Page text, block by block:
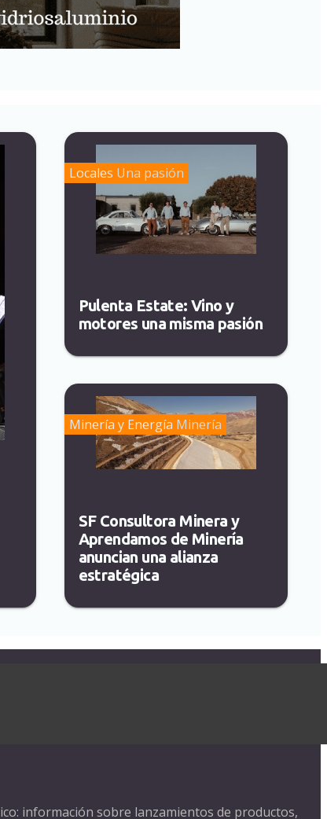
Locales Una pasión
Pulenta Estate: Vino y
motores una misma pasión
Minería y Energía Minería
SF Consultora Minera y
Aprendamos de Minería
anuncian una alianza
estratégica
información sobre lanzamientos de productos,